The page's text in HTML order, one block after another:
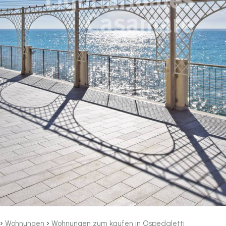
› Wohnungen › Wohnungen zum kaufen in Ospedaletti